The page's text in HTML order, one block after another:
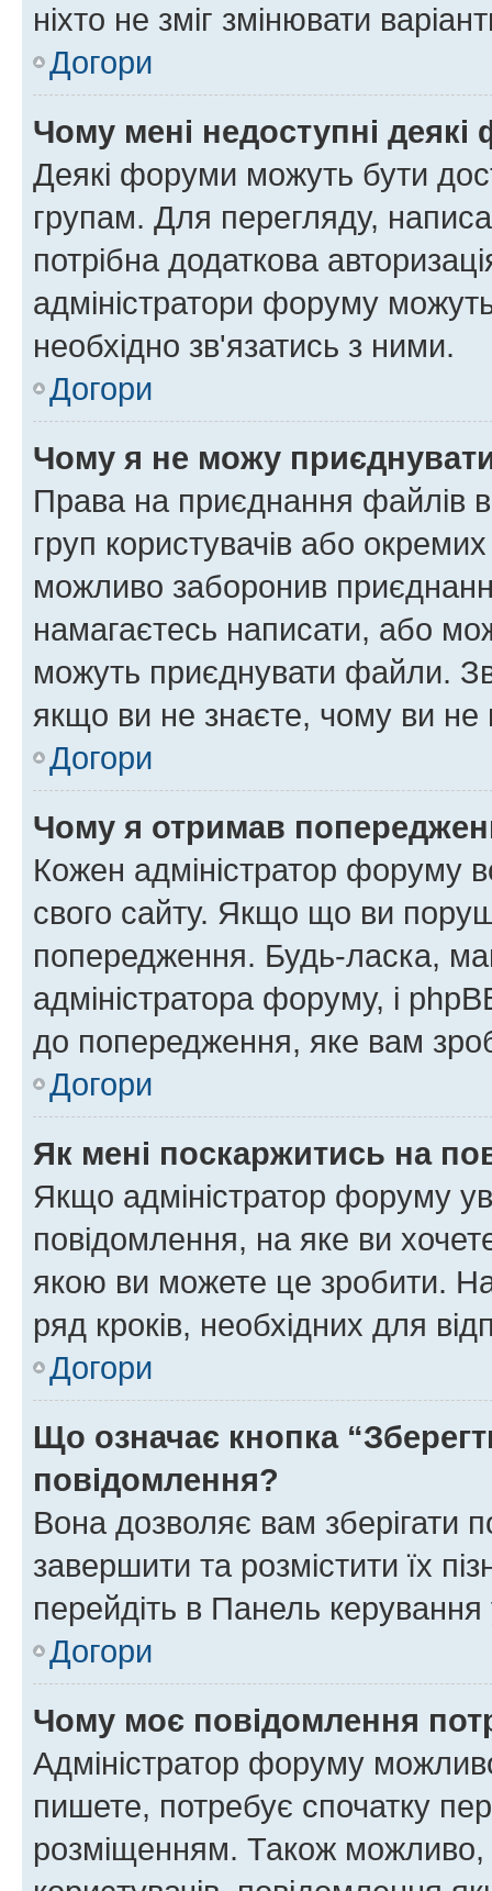
ніхто не зміг змінювати
Догори
Чому мені недоступні
Деякі форуми можуть бути
групам. Для перегляду,
потрібна додаткова
адміністратори форуму
необхідно зв'язатись з ними.
Догори
Чому я не можу
Права на приєднання файлів
груп користувачів або
можливо заборонив
намагаєтесь написати, або
можуть приєднувати файли.
якщо ви не знаєте, чому ви
Догори
Чому я отримав
Кожен адміністратор форуму
свого сайту. Якщо що ви
попередження. Будь-ласка,
адміністратора форуму, і
до попередження, яке вам
Догори
Як мені поскаржитись на
Якщо адміністратор форуму
повідомлення, на яке ви
якою ви можете це зробити.
ряд кроків, необхідних для
Догори
Що означає кнопка
повідомлення?
Вона дозволяє вам зберігати
завершити та розмістити їх
перейдіть в Панель керування
Догори
Чому моє повідомлення
Адміністратор форуму
пишете, потребує спочатку
розміщенням. Також можливо,